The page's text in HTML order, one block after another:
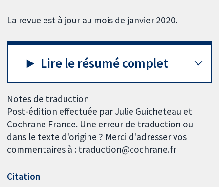
La revue est à jour au mois de janvier 2020.
Lire le résumé complet
Notes de traduction
Post-édition effectuée par Julie Guicheteau et
Cochrane France. Une erreur de traduction ou
dans le texte d'origine ? Merci d'adresser vos
commentaires à : traduction@cochrane.fr
Citation